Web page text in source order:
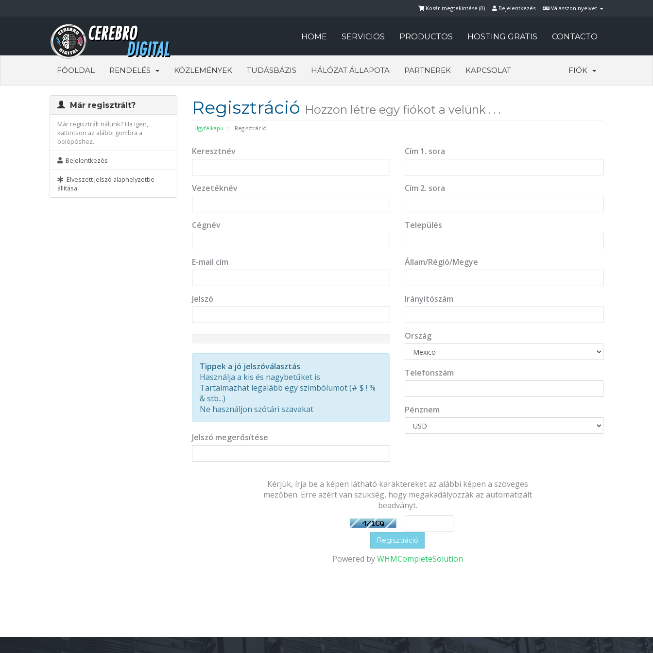
Válasszon nyelvet
Bejelentkezés
Kosár megtekintése (0)
HOME SERVICIOS PRODUCTOS HOSTING GRATIS CONTACTO
FŐOLDAL RENDELÉS KÖZLEMÉNYEK TUDÁSBÁZIS HÁLÓZAT ÁLLAPOTA PARTNEREK KAPCSOLAT FIÓK
Regisztráció Hozzon létre egy fiókot a velünk . . .
Ügyfélkapu Regisztráció
Már regisztrált?
Már regisztrált nálunk? Ha igen,
kattintson az alábbi gombra a
belépéshez.
Bejelentkezés
Elveszett Jelszó alaphelyzetbe
állítása
Keresztnév
Vezetéknév
Cégnév
E-mail cím
Jelszó
Rating:
Tippek a jó jelszóválasztás
Használja a kis és nagybetűket is
Tartalmazhat legalább egy szimbólumot (# $ ! %
& stb...)
Ne használjon szótári szavakat
Jelszó megerősítése
Cím 1. sora
Cím 2. sora
Település
Állam/Régió/Megye
Irányítószám
Ország
Telefonszám
Pénznem
Kérjük, írja be a képen látható karaktereket az alábbi képen a szöveges
mezőben. Erre azért van szükség, hogy megakadályozzák az automatizált
beadványt.
Powered byWHMCompleteSolution